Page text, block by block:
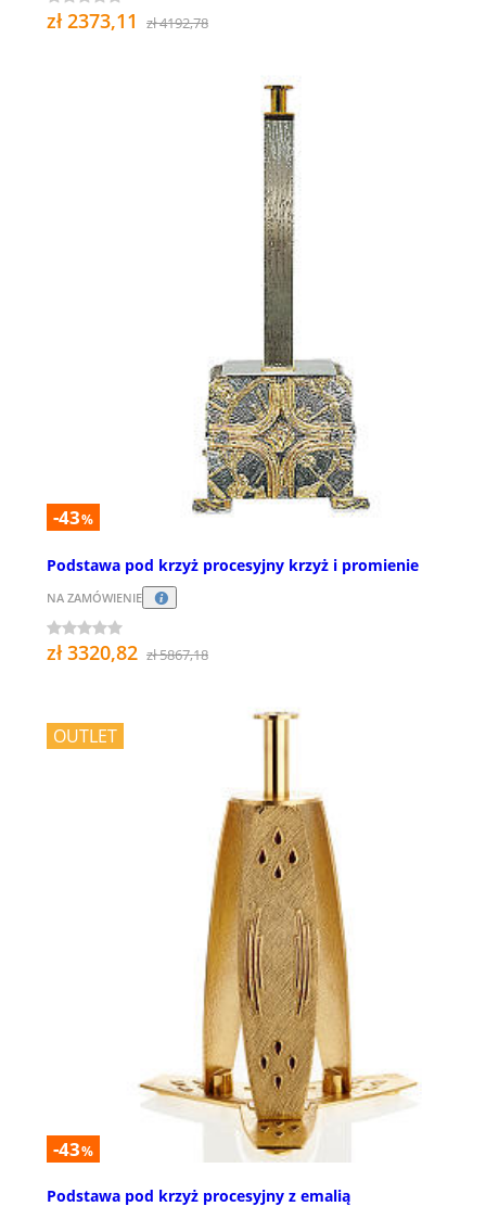
zł 2373,11 zł 4192,78
-43%
Podstawa pod krzyż procesyjny krzyż i promienie
NA ZAMÓWIENIE
zł 3320,82 zł 5867,18
OUTLET
-43%
Podstawa pod krzyż procesyjny z emalią